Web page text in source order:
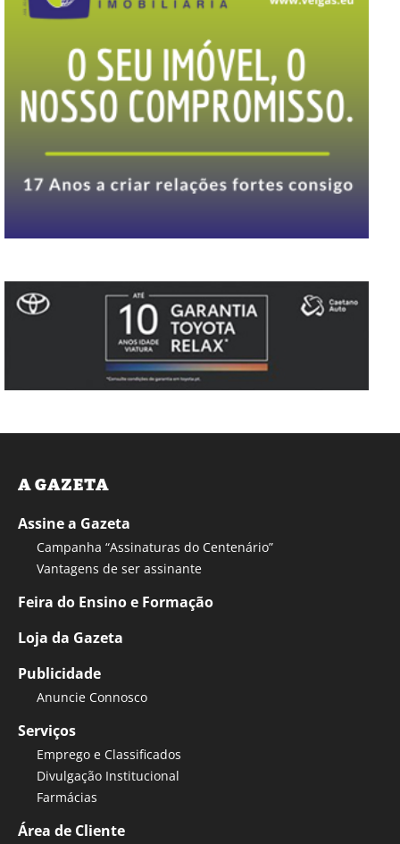
A GAZETA
Assine a Gazeta
Campanha “Assinaturas do Centenário”
Vantagens de ser assinante
Feira do Ensino e Formação
Loja da Gazeta
Publicidade
Anuncie Connosco
Serviços
Emprego e Classificados
Divulgação Institucional
Farmácias
Área de Cliente